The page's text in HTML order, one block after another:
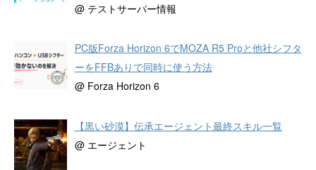
@ テストサーバー情報
PC版Forza Horizon 6でMOZA R5 Proと他社シフタ
ーをFFBありで同時に使う方法
@ Forza Horizon 6
【黒い砂漠】伝承エージェント最終スキル一覧
@ エージェント